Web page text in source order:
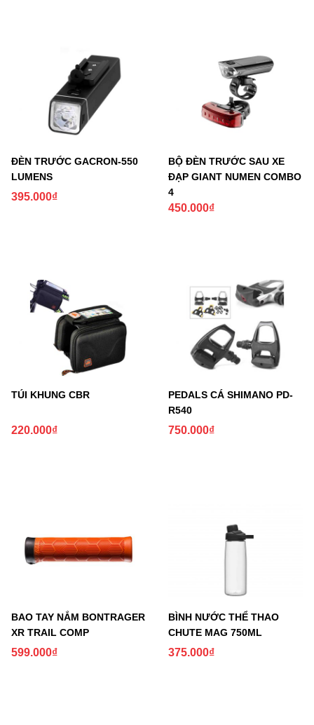
ĐÈN TRƯỚC GACRON-550
LUMENS
395.000₫
BỘ ĐÈN TRƯỚC SAU XE
ĐẠP GIANT NUMEN COMBO
4
450.000₫
TÚI KHUNG CBR
220.000₫
PEDALS CÁ SHIMANO PD-
R540
750.000₫
BAO TAY NẮM BONTRAGER
XR TRAIL COMP
599.000₫
BÌNH NƯỚC THỂ THAO
CHUTE MAG 750ML
375.000₫